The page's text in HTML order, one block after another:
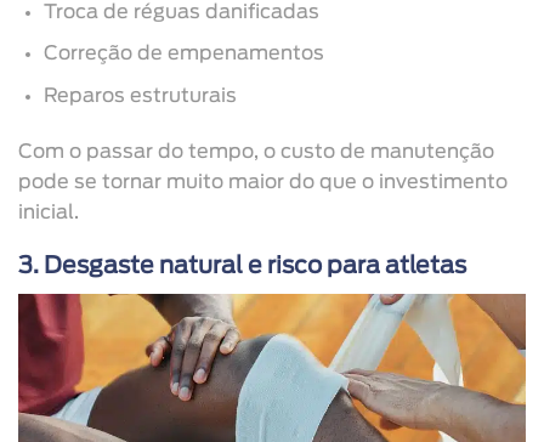
Troca de réguas danificadas
Correção de empenamentos
Reparos estruturais
Com o passar do tempo, o custo de manutenção
pode se tornar muito maior do que o investimento
inicial.
3. Desgaste natural e risco para atletas